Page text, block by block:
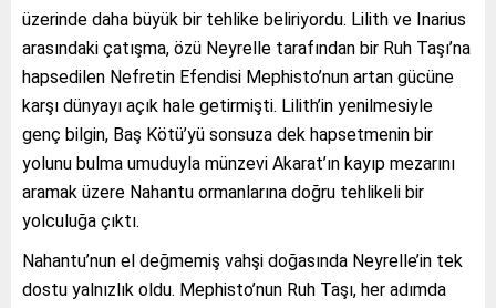
üzerinde daha büyük bir tehlike beliriyordu. Lilith ve Inarius
arasındaki çatışma, özü Neyrelle tarafından bir Ruh Taşı’na
hapsedilen Nefretin Efendisi Mephisto’nun artan gücüne
karşı dünyayı açık hale getirmişti. Lilith’in yenilmesiyle
genç bilgin, Baş Kötü’yü sonsuza dek hapsetmenin bir
yolunu bulma umuduyla münzevi Akarat’ın kayıp mezarını
aramak üzere Nahantu ormanlarına doğru tehlikeli bir
yolculuğa çıktı.
Nahantu’nun el değmemiş vahşi doğasında Neyrelle’in tek
dostu yalnızlık oldu. Mephisto’nun Ruh Taşı, her adımda